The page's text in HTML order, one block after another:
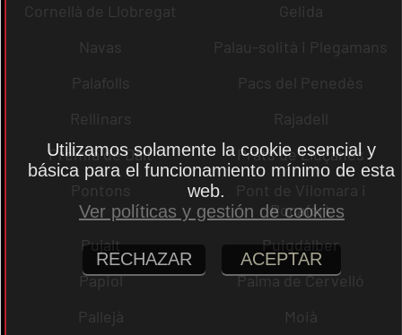
Cornellà de Llobregat
Gelida
Navas
Palau-solità i Plegamans
Palafolls
Pacs del Penedès
Rellinars
Rajadell
Premià de Dalt
Prats de Lluçanès
Pontons
Pont de Vilomara i
Rocafort
Pujalt
Puigdàlber
Papiol
Palma de Cervelló
Pallejà
Moià
Utilizamos solamente la cookie esencial y
básica para el funcionamiento mínimo de esta
web.
Ver políticas y gestión de cookies
RECHAZAR ACEPTAR